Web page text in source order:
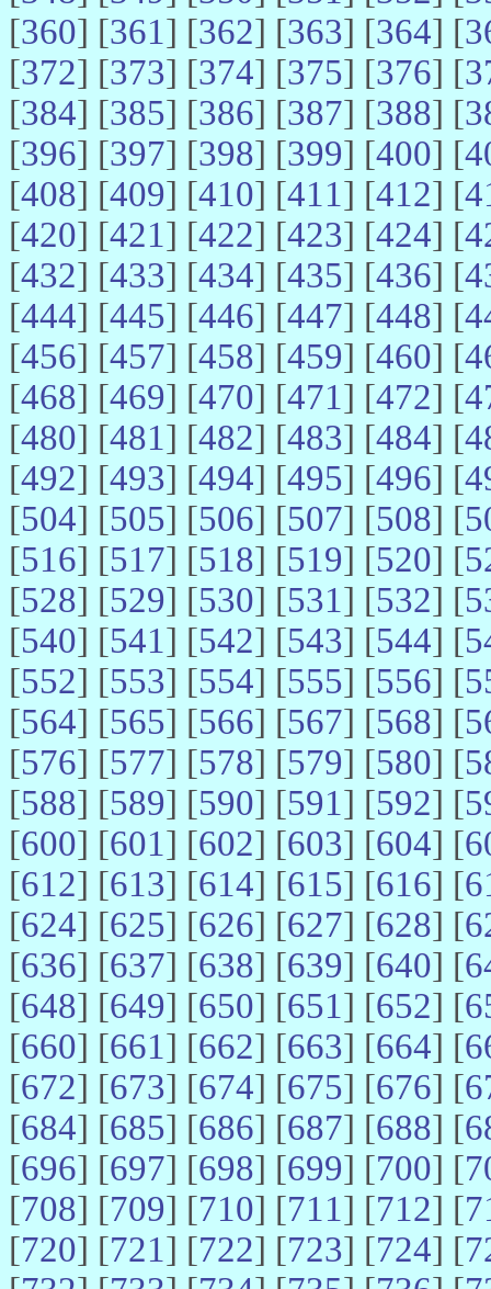
[360] [361] [362] [363] [364] [
[372] [373] [374] [375] [376] [
[384] [385] [386] [387] [388] [
[396] [397] [398] [399] [400] [
[408] [409] [410] [411] [412] [
[420] [421] [422] [423] [424] [
[432] [433] [434] [435] [436] [
[444] [445] [446] [447] [448] [
[456] [457] [458] [459] [460] [
[468] [469] [470] [471] [472] [
[480] [481] [482] [483] [484] [
[492] [493] [494] [495] [496] [
[504] [505] [506] [507] [508] [
[516] [517] [518] [519] [520] [
[528] [529] [530] [531] [532] [
[540] [541] [542] [543] [544] [
[552] [553] [554] [555] [556] [
[564] [565] [566] [567] [568] [
[576] [577] [578] [579] [580] [
[588] [589] [590] [591] [592] [
[600] [601] [602] [603] [604] [
[612] [613] [614] [615] [616] [
[624] [625] [626] [627] [628] [
[636] [637] [638] [639] [640] [
[648] [649] [650] [651] [652] [
[660] [661] [662] [663] [664] [
[672] [673] [674] [675] [676] [
[684] [685] [686] [687] [688] [
[696] [697] [698] [699] [700] [
[708] [709] [710] [711] [712] [
[720] [721] [722] [723] [724] [